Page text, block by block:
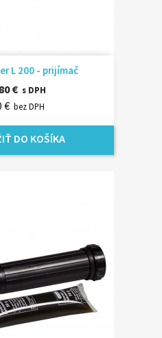
L 200 - prijímač
€ s DPH
€ bez DPH
DO KOŠÍKA